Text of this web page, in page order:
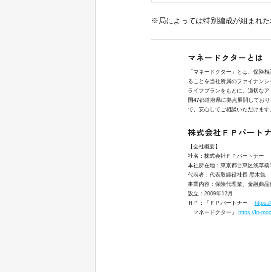
※局によっては特別編成が組まれ
マネードクターとは
「マネードクター」とは、保険
ることを当社所属のファイナン
ライフプランをもとに、適切な
国47都道府県に拠点展開してお
で、安心してご相談いただけま
株式会社ＦＰパート
【会社概要】
社名：株式会社ＦＰパートナー
本社所在地：東京都台東区浅草
代表者：代表取締役社長 黒木勉
事業内容：保険代理業、金融商
設立：2009年12月
ＨＰ：「ＦＰパートナー」
「マネードクター」 https://fp-